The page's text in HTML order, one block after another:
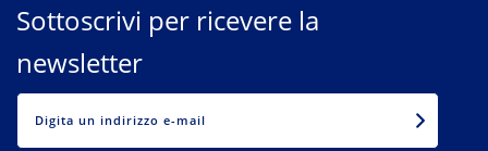
Sottoscrivi per ricevere la
newsletter